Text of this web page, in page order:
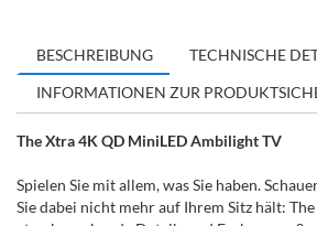
BESCHREIBUNG
TECHNISCHE
INFORMATIONEN ZUR
The Xtra 4K QD MiniLED Ambilight TV
Spielen Sie mit allem, was Sie haben.
Sie dabei nicht mehr auf Ihrem Sitz hält: